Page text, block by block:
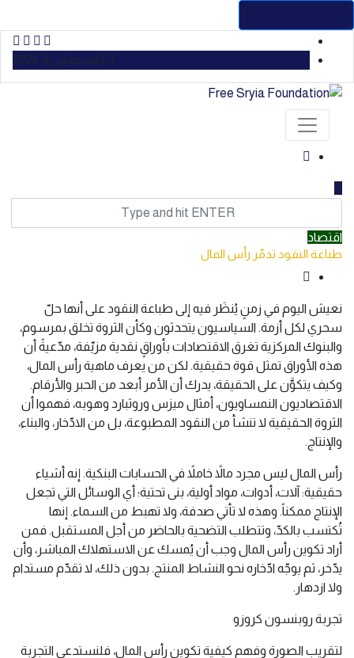
أغسطس 6, 2026
اقتصاد
طباعة النقود تدمّر رأس المال
نعيش اليوم في زمنٍ يُنظَر فيه إلى طباعة النقود على أنها حلّ
سحري لكل أزمة. السياسيون يتحدثون وكأن الثروة تخلق بمرسوم،
والبنوك المركزية تغرق الاقتصادات بأوراقٍ نقدية مزيّفة، مدّعيةً أن
هذه الأوراق تمثل قوة حقيقية. لكن من يعرف ماهية رأس المال،
وكيف يتكوَّن على الحقيقة، يدرك أن الأمر أبعد من الحبر والأرقام.
الاقتصاديون النمساويون، أمثال ميزس وروثبارد وهوبه، فهموا أن
الثروة الحقيقية لا تنشأ من النقود المطبوعة، بل من الادّخار، والبناء،
والإنتاج.
رأس المال ليس مجرد مالاً خاملاً في الحسابات البنكية. إنه أشياء
حقيقية: آلات، أدوات، مواد أولية، بنى تحتية؛ أي الوسائل التي تجعل
الإنتاج ممكناً. وهذه لا تأتي صدفة، ولا تهبط من السماء. إنها
تُكتسب بالكدّ، وتتطلب التضحية بالحاضر من أجل المستقبل. فمن
أراد تكوين رأس المال وجب أن يُمسك عن الاستهلاك المباشر، وأن
يدّخر، ثم يوجّه ادّخاره نحو النشاط المنتج. بدون ذلك، لا تقدّم مستدام
ولا ازدهار.
تجربة روبنسون كروزو
لتقريب الصورة وفهم كيفية تكوين رأس المال، فلنستدعي التجربة